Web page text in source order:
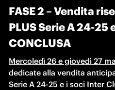
FASE 2 – Vendita
PLUS Serie A 24-25
CONCLUSA
Mercoledì 26 e giovedì 27
dedicate alla vendita
Serie A 24-25 e i soci Inter